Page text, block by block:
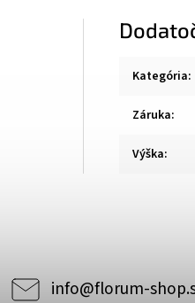
Kategória:
Záruka:
Výška:
info@florum-